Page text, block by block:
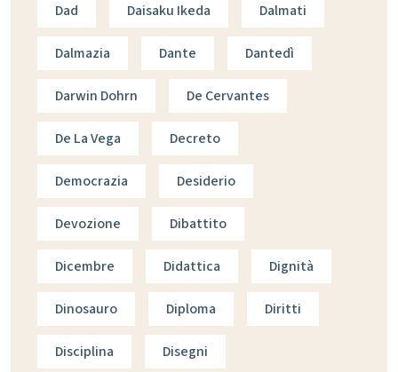
Dad Daisaku Ikeda Dalmati
Dalmazia Dante Dantedì
Darwin Dohrn De Cervantes
De La Vega Decreto
Democrazia Desiderio
Devozione Dibattito
Dicembre Didattica Dignità
Dinosauro Diploma Diritti
Disciplina Disegni